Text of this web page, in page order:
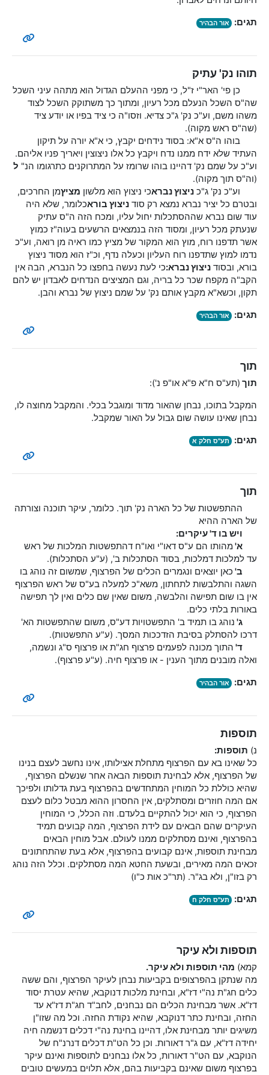
תגים: אור הבהיר
תוהו נק' עתיק
כן פי' האר"י ז"ל, כי מפני ההעלם הגדול הוא מתהה עיני השכל
שה"ס השכל הנעלם מכל רעיון, ומתוך כך משתוקק השכל לצוד
משהו משם, וע"כ נק' ג"כ צדיא. וזסו"ה כי ציד בפיו או יודע ציד
(שה"ס ראש מקוה).
בוהו ה"ס א"א: בסוד נידחים יקבץ, כי א"א יורה על תיקון
העתיד שלא ידח ממנו נדח ויקבץ כל אלו ניצוצין ויאריך פניו אליהם.
וע"כ על שמם נק' דהיינו בוהו שרומז על המתרוקנים כתרגומו הנ" ל
(וה"ס תוך מקוה).
וע"כ נק' ג"כ ניצוץ נבראכי ניצוץ הוא מלשון מציץמן החרכים,
ובטרם כל יציר נברא נמצא רק סוד ניצוץ בוראכלומר, שלא היה
עוד שום נברא שההסתכלות יחול עליו, ומכח הזה ה"ס עתיק
שנעתק מכל רעיון, ומסוד הזה בנמצאים הרשעים בעוה"ז כמוץ
אשר תדפנו רוח, מוץ הוא המקור של מציץ כמו ראיה מן רואה, וע"כ
נדמו למוץ שתדפנו רוח העליון וכעלה נדף, וכ"ז הוא מסוד ניצוץ
בורא, ובסוד ניצוץ נברא:כי לעת נעשה בחפצו כל הנברא, הבה אין
הקב"ה מקפח שכר כל בריה, וגם המציצים הנדחים לאבדון יש להם
תקון, וכשא"א מקבץ אותם נק' על שמם ניצוץ של נברא והבן.
תגים: אור הבהיר
תוך
תוך (תע"ס ח"א פ"א או"פ נ'):
המקבל בתוכו, נבחן שהאור מדוד ומוגבל בכלי. והמקבל מחוצה לו,
נבחן שאינו עושה שום גבול על האור שמקבל.
תגים: תע"ס חלק א
תוך
ההתפשטות של כל הארה נק' תוך. כלומר, עיקר תוכנה וצורתה
של הארה ההיא
ויש בו ד' עיקרים:
א'מהותו הם ע"ס דאו"י ואו"ח דהתפשטות המלכות של ראש
עד למלכות דמלכות, בסוד הסתכלות ב', (ע"ע הסתכלות).
ב' כאן יוצאים ונגמרים הכלים של הפרצוף, שמשום זה נוהג בו
השגה והתלבשות לתחתון, משא"כ למעלה בע"ס של ראש הפרצוף
אין בו שום תפישה והלבשה, משום שאין שם כלים ואין לך תפישה
באורות בלתי כלים.
ג' נוהג בו תמיד ב' התפשטויות דע"ס, משום שהתפשטות הא'
דרכו להסתלק בסיבת הזדככות המסך. (ע"ע התפשטות).
ד' התוך מכונה לפעמים פרצוף חג"ת או פרצוף ס"ג ונשמה,
ואלה מובנים מתוך הענין - או פרצוף חיה. (ע"ע פרצוף).
תגים: אור הבהיר
תוספות
נ) תוספות:
כל שאינו בא עם הפרצוף מתחלת אצילותו, אינו נחשב לעצם בנינו
של הפרצוף, אלא לבחינת תוספות הבאה אחר שנשלם הפרצוף,
שהיא כוללת כל המוחין המתחדשים בהפרצוף בעת גדלותו ולפיכך
אם המה חוזרים ומסתלקים, אין החסרון ההוא מבטל כלום לעצם
הפרצוף, כי הוא יכול להתקיים בלעדם. וזה הכלל, כי המוחין
העיקרים שהם הבאים עם לידת הפרצוף, המה קבועים תמיד
בהפרצוף, ואינם מסתלקים ממנו לעולם. אבל מוחין הבאים
מבחינת תוספות, אינם קבועים בהפרצוף, אלא בעת שהתחתונים
זכאים המה מאירים, ובשעת החטא המה מסתלקים. וכלל הזה נוהג
רק בזו"ן, ולא בג"ר. (תר"כ אות כ"ו)
תגים: תע"ס חלק ח
תוספות ולא עיקר
קמא) מהי תוספות ולא עיקר.
מה שנתקן בהפרצופים בקביעות נבחן לעיקר הפרצוף, והם ששה
כלים חג"ת נה"י דז"א, ובחינת מלכות דנוקבא, שהיא עטרת יסוד
דז"א. אשר מבחינת הכלים הם נבחנים, לחב"ד חג"ת דז"א עד
החזה, ובחינת כתר דנוקבא, שהיא נקודת החזה. וכל מה שזו"ן
משיגים יותר מבחינת אלו, דהיינו בחינת נה"י דכלים דנשמה חיה
יחידה דז"א, עם ג"ר דאורות. וכן כל הט"ת דכלים דנרנ"ח של
הנוקבא, עם הט"ר דאורות, כל אלו נבחנים לתוספות ואינם עיקר
בפרצוף משום שאינם בקביעות בהם, אלא תלוים במעשים טובים